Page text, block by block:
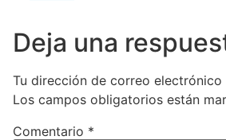
Deja una
Tu dirección de correo electrónico
Los campos obligatorios están
Comentario *